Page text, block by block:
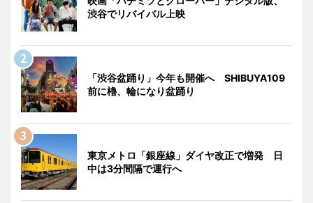
渋谷でリバイバル上映
「渋谷盆踊り」今年も開催へ SHIBUYA109
前に櫓、輪になり盆踊り
東京メトロ「銀座線」ダイヤ改正で増発 日
中は3分間隔で運行へ